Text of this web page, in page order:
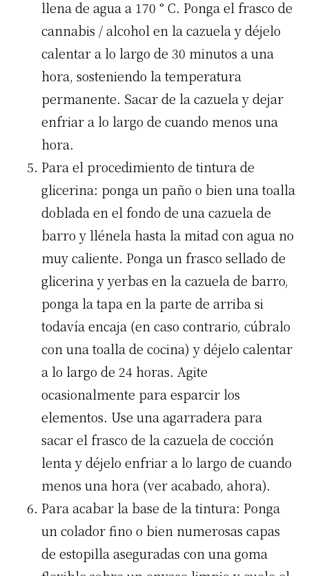
llena de agua a 170 ° C. Ponga el frasco de
cannabis / alcohol en la cazuela y déjelo
calentar a lo largo de 30 minutos a una
hora, sosteniendo la temperatura
permanente. Sacar de la cazuela y dejar
enfriar a lo largo de cuando menos una
hora.
Para el procedimiento de tintura de
glicerina: ponga un paño o bien una toalla
doblada en el fondo de una cazuela de
barro y llénela hasta la mitad con agua no
muy caliente. Ponga un frasco sellado de
glicerina y yerbas en la cazuela de barro,
ponga la tapa en la parte de arriba si
todavía encaja (en caso contrario, cúbralo
con una toalla de cocina) y déjelo calentar
a lo largo de 24 horas. Agite
ocasionalmente para esparcir los
elementos. Use una agarradera para
sacar el frasco de la cazuela de cocción
lenta y déjelo enfriar a lo largo de cuando
menos una hora (ver acabado, ahora).
Para acabar la base de la tintura: Ponga
un colador fino o bien numerosas capas
de estopilla aseguradas con una goma